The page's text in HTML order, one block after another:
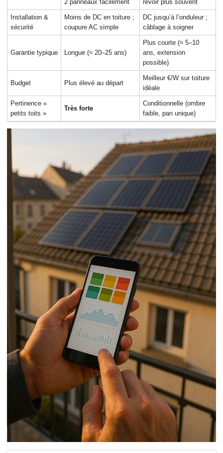
2 panneaux facilement revoir plus souvent
Installation &
sécurité
Moins de DC en toiture ;
coupure AC simple
DC jusqu’à l’onduleur ;
câblage à soigner
Garantie typique Longue (≈ 20–25 ans)
Plus courte (≈ 5–10
ans, extension
possible)
Budget Plus élevé au départ
Meilleur €/W sur toiture
idéale
Pertinence «
petits toits »
Très forte
Conditionnelle (ombre
faible, pan unique)